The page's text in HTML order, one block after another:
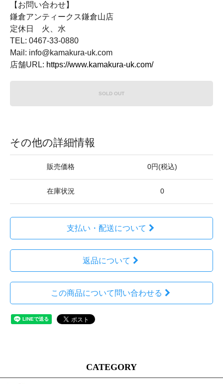
【お問い合わせ】
鎌倉アンティークス鎌倉山店
定休日 火、水
TEL: 0467-33-0880
Mail: info@kamakura-uk.com
店舗URL: https://www.kamakura-uk.com/
SOLD OUT
その他の詳細情報
販売価格 0円(税込)
在庫状況 0
支払い・配送について
返品について
この商品について問い合わせる
CATEGORY